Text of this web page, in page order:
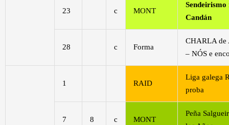
23 c MONT
Sendeirismo
Candán
28 c Forma
CHARLA de
– NÓS e
1 RAID
Liga galega
proba
7 8 c MONT
Peña